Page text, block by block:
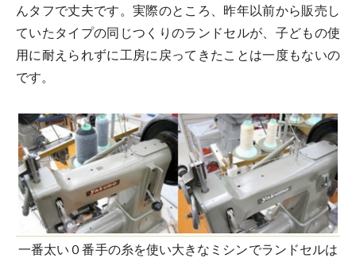
んタフで丈夫です。実際のところ、昨年以前から販売し
ていたタイプの同じつくりのランドセルが、子どもの使
用に耐えられずに工房に戻ってきたことは一度もないの
です。
一番太い０番手の糸を使い大きなミシンでランドセルは